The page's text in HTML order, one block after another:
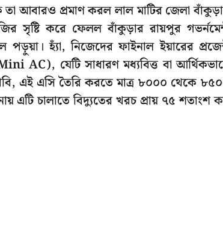
তা আবারও প্রমাণ করল লাল মাটির জেলা
করে ফেলল বাঁকুড়ার রায়পুর
হ্যাঁ, নিজেদের ফাইনাল ইয়ারের
AC), যেটি সাধারণ মধ্যবিত্ত বা
এই এসি তৈরি করতে মাত্র ৮০০০ থেকে
এটি চালাতে বিদ্যুতের খরচ প্রায় ৭৫ শতাংশ